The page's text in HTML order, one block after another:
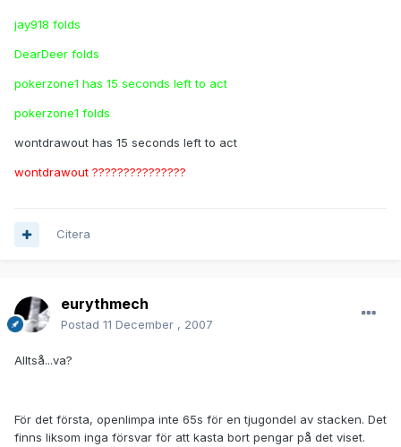
jay918 folds
DearDeer folds
pokerzone1 has 15 seconds left to act
pokerzone1 folds
wontdrawout has 15 seconds left to act
wontdrawout ???????????????
Citera
eurythmech
Postad 11 December , 2007
Alltså...va?
För det första, openlimpa inte 65s för en tjugondel av stacken. Det
finns liksom inga försvar för att kasta bort pengar på det viset.